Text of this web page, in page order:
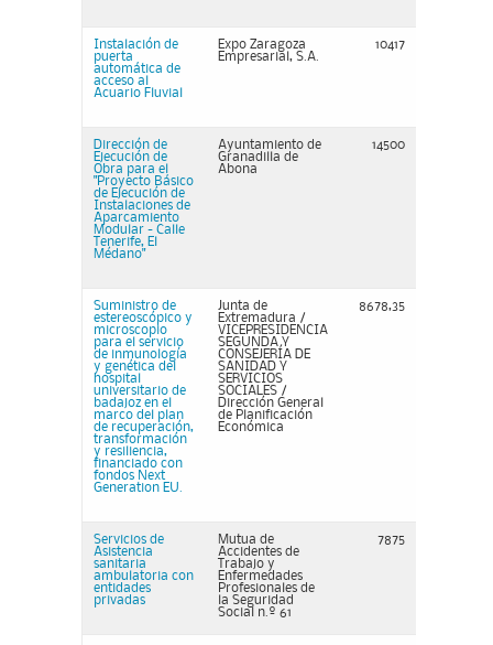
Instalación de
puerta
automática de
acceso al
Acuario Fluvial
Expo Zaragoza
Empresarial, S.A.
10417
Dirección de
Ejecución de
Obra para el
"Proyecto Básico
de Ejecución de
Instalaciones de
Aparcamiento
Modular - Calle
Tenerife, El
Médano"
Ayuntamiento de
Granadilla de
Abona
14500
Suministro de
estereoscópico y
microscopio
para el servicio
de inmunología
y genética del
hospital
universitario de
badajoz en el
marco del plan
de recuperación,
transformación
y resiliencia,
financiado con
fondos Next
Generation EU.
Junta de
Extremadura /
VICEPRESIDENCIA
SEGUNDA Y
CONSEJERÍA DE
SANIDAD Y
SERVICIOS
SOCIALES /
Dirección General
de Planificación
Económica
8678,35
Servicios de
Asistencia
sanitaria
ambulatoria con
entidades
privadas
Mutua de
Accidentes de
Trabajo y
Enfermedades
Profesionales de
la Seguridad
Social n.º 61
7875